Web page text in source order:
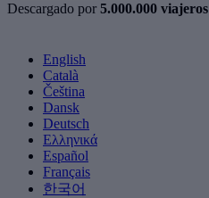
Descargado por 5.000.000 viajeros
English
Català
Čeština
Dansk
Deutsch
Ελληνικά
Español
Français
한국어